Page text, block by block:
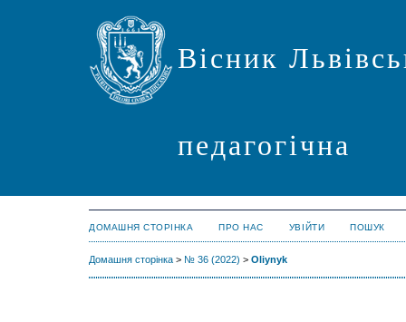
Вісник
педагогічна
ДОМАШНЯ СТОРІНКА ПРО НАС УВІЙТИ ПОШУК
Домашня сторінка > № 36 (2022) > Oliynyk